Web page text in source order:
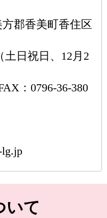
郡香美町香住区
日祝日、12月2
：0796-36-380
lg.jp
いて